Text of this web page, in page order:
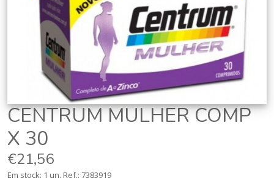
CENTRUM MULHER COMP
X 30
€21,56
Em stock: 1 un. Ref.: 7383919